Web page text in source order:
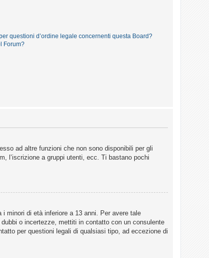
questioni d’ordine legale concernenti questa Board?
Forum?
ad altre funzioni che non sono disponibili per gli
l’iscrizione a gruppi utenti, ecc. Ti bastano pochi
minori di età inferiore a 13 anni. Per avere tale
o incertezze, mettiti in contatto con un consulente
per questioni legali di qualsiasi tipo, ad eccezione di